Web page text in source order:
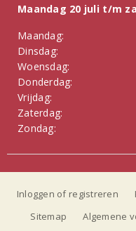
Maandag 20 juli t/m
Maandag:
Dinsdag:
Woensdag:
Donderdag:
Vrijdag:
Zaterdag:
Zondag:
Inloggen of registreren
Sitemap
Algemene